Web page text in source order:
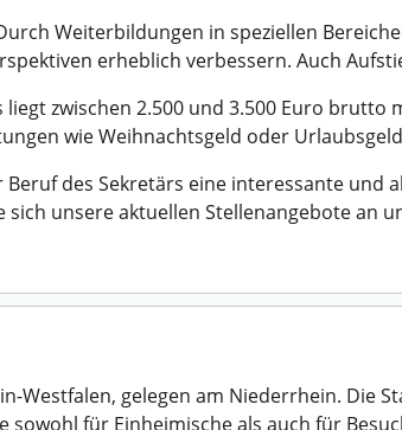
Weiterbildungen in speziellen
erheblich verbessern. Auch
zwischen 2.500 und 3.500 Euro
wie Weihnachtsgeld oder
des Sekretärs eine interessante und
unsere aktuellen Stellenangebote an
Westfalen, gelegen am Niederrhein. Die
für Einheimische als auch für